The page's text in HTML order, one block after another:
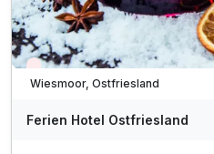
Wieder frei ab November
Wiesmoor, Ostfriesland
Ferien Hotel Ostfriesland